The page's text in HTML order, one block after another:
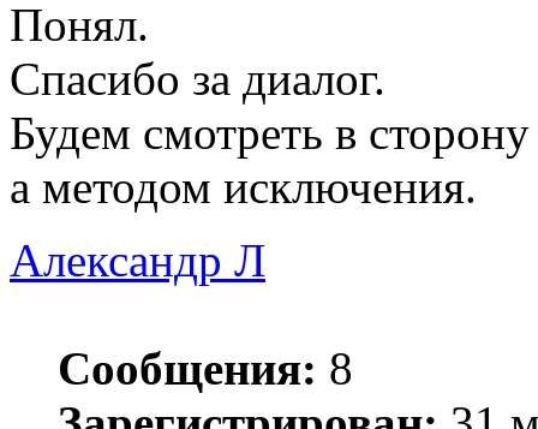
Понял.
Спасибо за диалог.
Будем смотреть в
а методом исключения.
Александр Л
Сообщения: 8